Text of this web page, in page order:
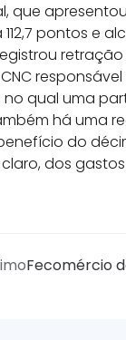
que
pontos e
qual uma
há uma
do
dos
Fecomércio